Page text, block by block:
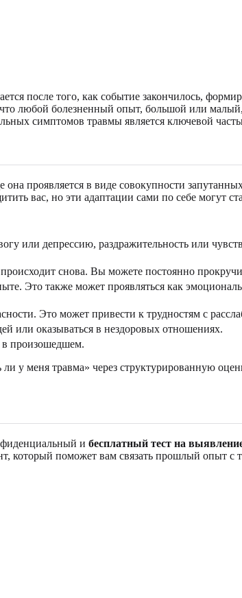
после того, как событие закончилось,
любой болезненный опыт, большой или
симптомов травмы является ключевой
проявляется в виде совокупности
вас, но эти адаптации сами по себе могут
или депрессию, раздражительность или
снова. Вы можете постоянно
Это также может проявляться как
Это может привести к трудностям с
или оказываться в нездоровых отношениях.
в произошедшем.
у меня травма» через структурированную
и бесплатный тест на
который поможет вам связать прошлый опыт с